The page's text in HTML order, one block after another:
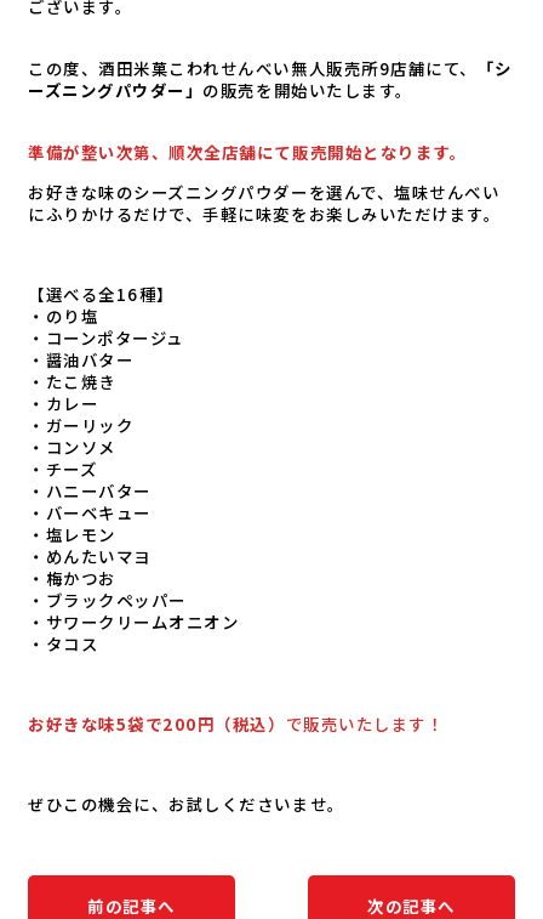
ございます。
この度、酒田米菓こわれせんべい無人販売所9店舗にて、
「シ
ーズニングパウダー」 の販売を開始いたします。
準備が整い次第、順次全店舗にて販売開始となります。
お好きな味のシーズニングパウダーを選んで、塩味せんべい
にふりかけるだけで、手軽に味変をお楽しみいただけます。
【選べる全16種】
・のり塩
・コーンポタージュ
・醤油バター
・たこ焼き
・カレー
・ガーリック
・コンソメ
・チーズ
・ハニーバター
・バーベキュー
・塩レモン
・めんたいマヨ
・梅かつお
・ブラックペッパー
・サワークリームオニオン
・タコス
お好きな味5袋で200円（税込） で販売いたします！
ぜひこの機会に、お試しくださいませ。
前の記事へ 次の記事へ